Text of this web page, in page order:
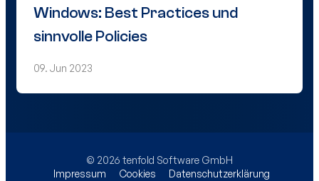
Windows: Best Practices und
sinnvolle Policies
09. Jun 2023
© 2026 tenfold Software GmbH
Impressum
Cookies Datenschutzerklärung